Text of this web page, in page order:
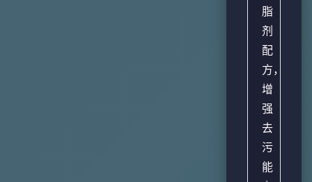
脂
剂
配
方，
增
强
去
污
能